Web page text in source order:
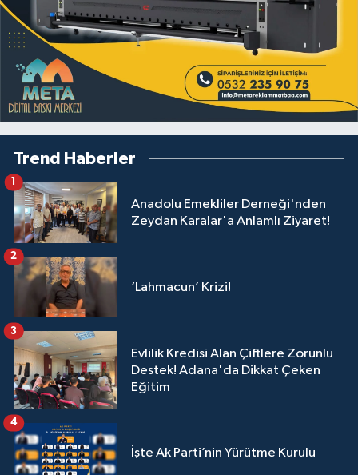
Trend Haberler
Anadolu Emekliler Derneği'nden
Zeydan Karalar'a Anlamlı Ziyaret!
1
‘Lahmacun’ Krizi!
2
Evlilik Kredisi Alan Çiftlere Zorunlu
Destek! Adana'da Dikkat Çeken
Eğitim
3
İşte Ak Parti’nin Yürütme Kurulu
4